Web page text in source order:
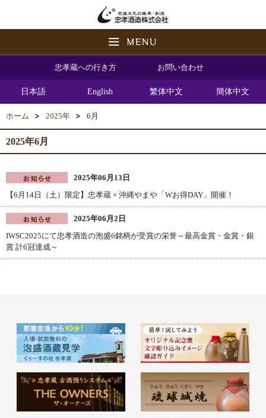
忠孝蔵への行き方 お問い合わせ
日本語 English 繁体中文 簡体中文
ホーム 2025年 6月
2025年6月
2025年06月13日
【6月14日（土）限定】忠孝蔵 × 沖縄やまや「Wお得DAY」開催！
2025年06月2日
IWSC2025にて忠孝酒造の泡盛6銘柄が受賞の栄誉～最高金賞・金賞・銀
賞 計6冠達成～